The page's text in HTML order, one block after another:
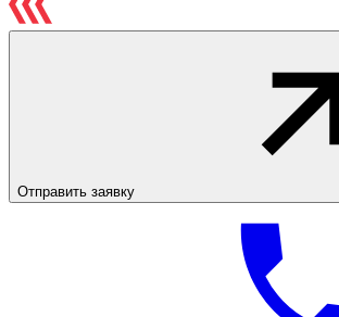
Отправить заявку